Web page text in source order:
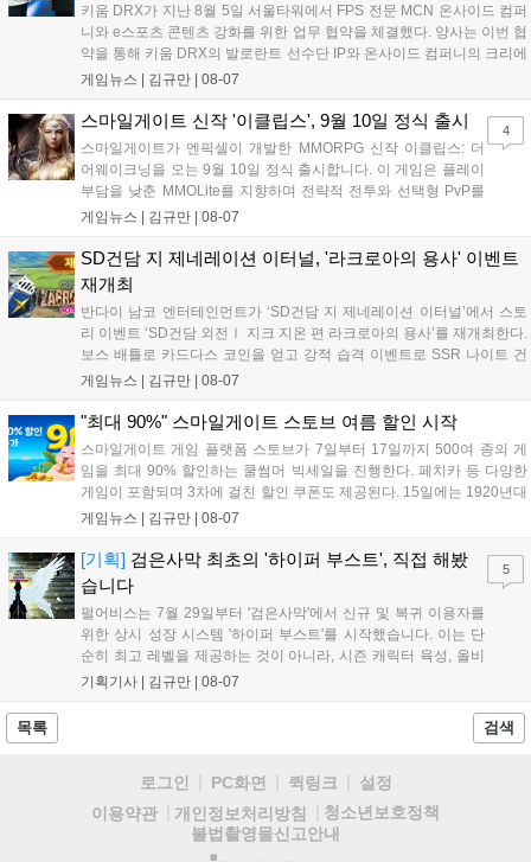
키움 DRX가 지난 8월 5일 서울타워에서 FPS 전문 MCN 온사이드 컴퍼
니와 e스포츠 콘텐츠 강화를 위한 업무 협약을 체결했다. 양사는 이번 협
약을 통해 키움 DRX의 발로란트 선수단 IP와 온사이드 컴퍼니의 크리에
이터 네트워크를 결합하여 정규 및 특별 콘텐츠를 공동 기획한다. 또한
오프라인 연계 프로그램을 순차적으로 선보이며 e스포츠 생태계 확장에
게임뉴스 | 김규만 | 08-07
스마일게이트 신작 '이클립스', 9월 10일 정식 출시
스마일게이트가 엔픽셀이 개발한 MMORPG 신작 이클립스: 더
어웨이크닝을 오는 9월 10일 정식 출시합니다. 이 게임은 플레이
부담을 낮춘 MMOLite를 지향하며 전략적 전투와 선택형 PvP를
특징으로 합니다. 현재 공식 홈페이지와 앱 마켓에서 사전등록을
니다. 또한 카카오톡 채널 추가 시 주차별 스페셜 쿠폰과 한정 스
킨, 경품 이벤트 등 풍성한 혜택을 마련해 이용자들의 기대를 모
으고 있습니다....
게임뉴스 | 김규만 | 08-07
4
SD건담 지 제네레이션 이터널, '라크로아의 용사' 이벤트
재개최
반다이 남코 엔터테인먼트가 ‘SD건담 지 제네레이션 이터널’에서 스토
리 이벤트 ‘SD건담 외전Ⅰ 지크 지온 편 라크로아의 용사’를 재개최한다.
보스 배틀로 카드다스 코인을 얻고 강적 습격 이벤트로 SSR 나이트 건
담을 획득할 수 있다. 로그인 보너스로 최대 다이아 3,000개를 지급하며,
원 증정한다. 또한 9월 30일까지 공식 유튜브에서 특별 프로그램을 시청
게임뉴스 | 김규만 | 08-07
"최대 90%" 스마일게이트 스토브 여름 할인 시작
스마일게이트 게임 플랫폼 스토브가 7일부터 17일까지 500여 종의 게
임을 최대 90% 할인하는 쿨썸머 빅세일을 진행한다. 페치카 등 다양한
게임이 포함되며 3차에 걸친 할인 쿠폰도 제공된다. 15일에는 1920년대
경성 배경의 신작 그날의 신문이 출시되며, 15일부터 17일까지는 국내
은 공식 페이지에서 확인 가능하다....
게임뉴스 | 김규만 | 08-07
[기획] 검은사막 최초의 '하이퍼 부스트', 직접 해봤
습니다
펄어비스는 7월 29일부터 '검은사막'에서 신규 및 복귀 이용자를
위한 상시 성장 시스템 '하이퍼 부스트'를 시작했습니다. 이는 단
순히 최고 레벨을 제공하는 것이 아니라, 시즌 캐릭터 육성, 올비
아 아카데미 수료, 아침의 나라 설화 진행 등 4단계 과정을 통해
용자는 과제를 완수하며 동(V) 투발라 장비와 검은별 무기, 카라
기획기사 | 김규만 | 08-07
5
목록 검색
로그인 PC화면 퀵링크
설정
이용약관
개인정보처리방침
청소년보호정책
불법촬영물신고안내